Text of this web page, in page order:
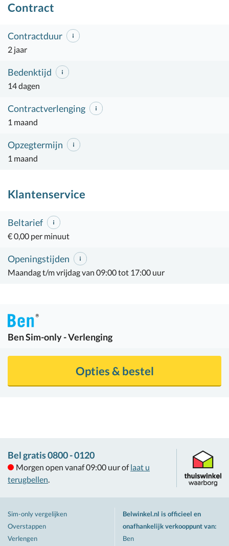
Contract
Contractduur
2 jaar
Bedenktijd
14 dagen
Contractverlenging
1 maand
Opzegtermijn
1 maand
Klantenservice
Beltarief
€ 0,00 per minuut
Openingstijden
Maandag t/m vrijdag van 09:00 tot 17:00 uur
BenSim-only - Verlenging
Opties & bestel
Bel gratis 0800 - 0120
Morgen open vanaf 09:00 uur of laat u
terugbellen.
Sim-only vergelijken
Overstappen
Verlengen
Belwinkel.nl is officieel en
onafhankelijk verkooppunt van:
Ben